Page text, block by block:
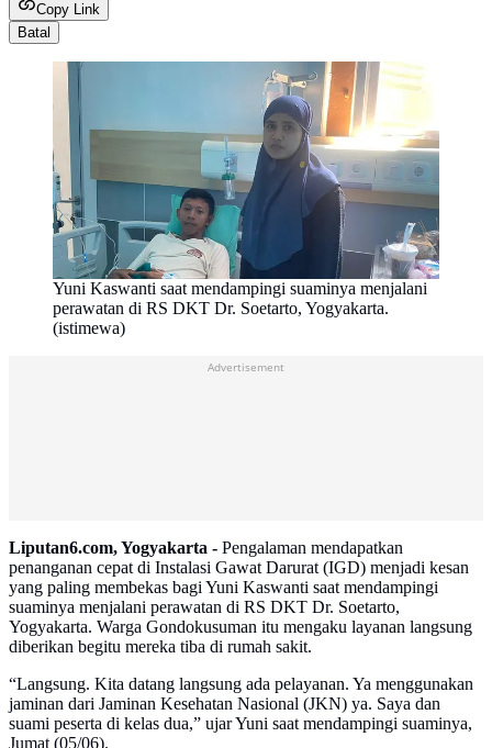
Copy Link
Batal
Yuni Kaswanti saat mendampingi suaminya menjalani
perawatan di RS DKT Dr. Soetarto, Yogyakarta.
(istimewa)
Advertisement
Liputan6.com, Yogyakarta - Pengalaman mendapatkan
penanganan cepat di Instalasi Gawat Darurat (IGD) menjadi kesan
yang paling membekas bagi Yuni Kaswanti saat mendampingi
suaminya menjalani perawatan di RS DKT Dr. Soetarto,
Yogyakarta. Warga Gondokusuman itu mengaku layanan langsung
diberikan begitu mereka tiba di rumah sakit.
“Langsung. Kita datang langsung ada pelayanan. Ya menggunakan
jaminan dari Jaminan Kesehatan Nasional (JKN) ya. Saya dan
suami peserta di kelas dua,” ujar Yuni saat mendampingi suaminya,
Jumat (05/06).